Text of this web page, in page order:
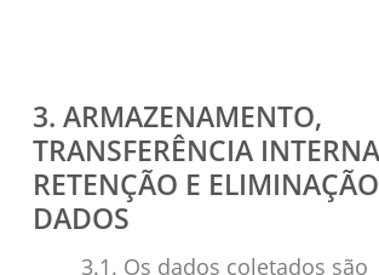
3. ARMAZENAMENTO,
TRANSFERÊNCIA
RETENÇÃO E
DADOS
3.1. Os dados coletados são